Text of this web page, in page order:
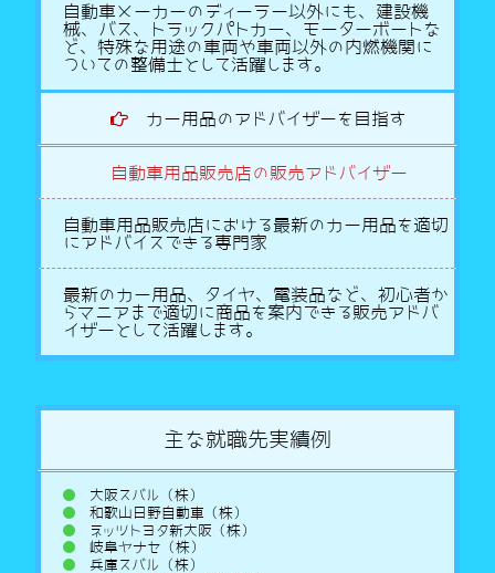
自動車メーカーのディーラー以外にも、建設機
械、バス、トラックパトカー、モーターボートな
ど、特殊な用途の車両や車両以外の内燃機関に
ついての整備士として活躍します。
カー用品のアドバイザーを目指す
自動車用品販売店の販売アドバイザー
自動車用品販売店における最新のカー用品を適切
にアドバイスできる専門家
最新のカー用品、タイヤ、電装品など、初心者か
らマニアまで適切に商品を案内できる販売アドバ
イザーとして活躍します。
主な就職先実績例
大阪スバル（株）
和歌山日野自動車（株）
ネッツトヨタ新大阪（株）
岐阜ヤナセ（株）
兵庫スバル（株）